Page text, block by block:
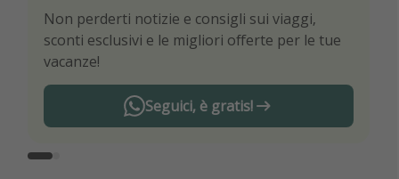
Non perderti notizie e consigli sui viaggi,
sconti esclusivi e le migliori offerte per le tue
vacanze!
Seguici, è gratis!
Sii il primo a conoscere le migliori offerte di
viaggio